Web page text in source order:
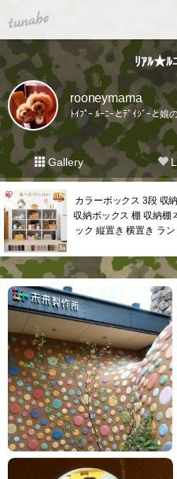
tuna.be
ﾘｱﾙ★ﾙ
rooneymama
ﾄｲﾌﾟｰ ﾙｰﾆｰとﾃﾞｲｼﾞｰと娘
Gallery
カラーボックス 3段 収
収納ボックス 棚 収納棚
ック 縦置き 横置き ラ